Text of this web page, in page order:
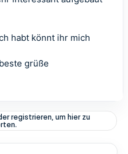
habt könnt ihr mich
grüße
registrieren, um hier zu